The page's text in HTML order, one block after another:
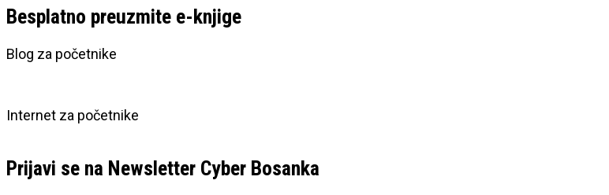
Besplatno preuzmite e-knjige
Blog za početnike
Internet za početnike
Prijavi se na Newsletter Cyber Bosanka